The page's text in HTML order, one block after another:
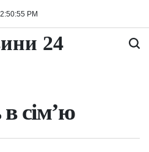
2:50:56 PM
24
сім’ю